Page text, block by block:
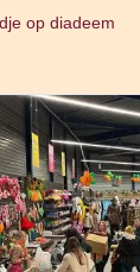
op diadeem